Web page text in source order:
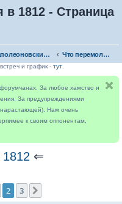
в 1812 - Страница
Наполеоновские войны Что перемолола Россия в 1812
и график - тут
За любое хамство и
За предупреждениями
нарастающей). Нам очень
к своим оппонентам,
⇐
2 3